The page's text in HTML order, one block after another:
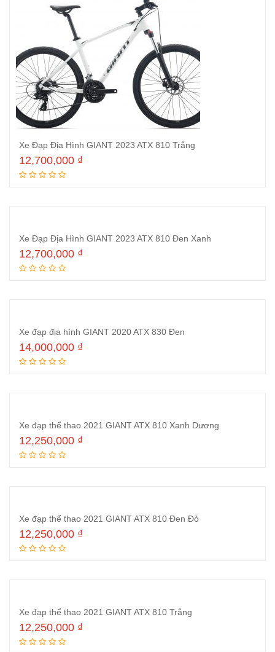
Xe Đạp Địa Hình GIANT 2023 ATX 810 Trắng
12,700,000 ₫
Xe Đạp Địa Hình GIANT 2023 ATX 810 Đen Xanh
12,700,000 ₫
Xe đạp địa hình GIANT 2020 ATX 830 Đen
14,000,000 ₫
Xe đạp thể thao 2021 GIANT ATX 810 Xanh Dương
12,250,000 ₫
Xe đạp thể thao 2021 GIANT ATX 810 Đen Đỏ
12,250,000 ₫
Xe đạp thể thao 2021 GIANT ATX 810 Trắng
12,250,000 ₫